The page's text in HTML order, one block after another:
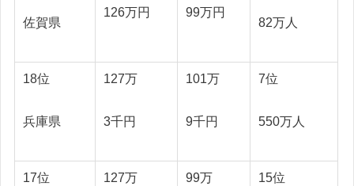
佐賀県
126万円 99万円
82万人
18位
兵庫県
127万
3千円
101万
9千円
7位
550万人
17位 127万 99万 15位